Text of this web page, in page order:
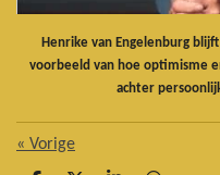
Henrike van Engelenburg
voorbeeld van hoe optimisme
achter
« Vorige